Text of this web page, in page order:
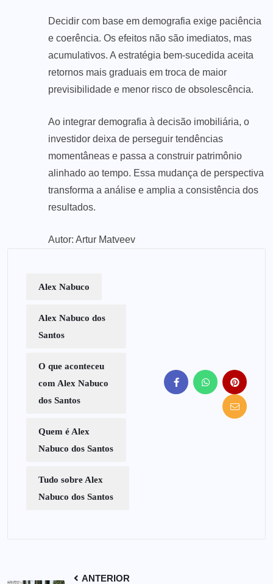
Decidir com base em demografia exige paciência
e coerência. Os efeitos não são imediatos, mas
acumulativos. A estratégia bem-sucedida aceita
retornos mais graduais em troca de maior
previsibilidade e menor risco de obsolescência.
Ao integrar demografia à decisão imobiliária, o
investidor deixa de perseguir tendências
momentâneas e passa a construir patrimônio
alinhado ao tempo. Essa mudança de perspectiva
transforma a análise e amplia a consistência dos
resultados.
Autor: Artur Matveev
Alex Nabuco
Alex Nabuco dos
Santos
O que aconteceu
com Alex Nabuco
dos Santos
Quem é Alex
Nabuco dos Santos
Tudo sobre Alex
Nabuco dos Santos
ANTERIOR